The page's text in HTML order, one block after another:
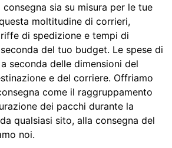
sia su misura per le tue
moltitudine di corrieri,
di spedizione e tempi di
del tuo budget. Le spese di
seconda delle dimensioni del
e del corriere. Offriamo
come il raggruppamento
dei pacchi durante la
qualsiasi sito, alla consegna del
noi.